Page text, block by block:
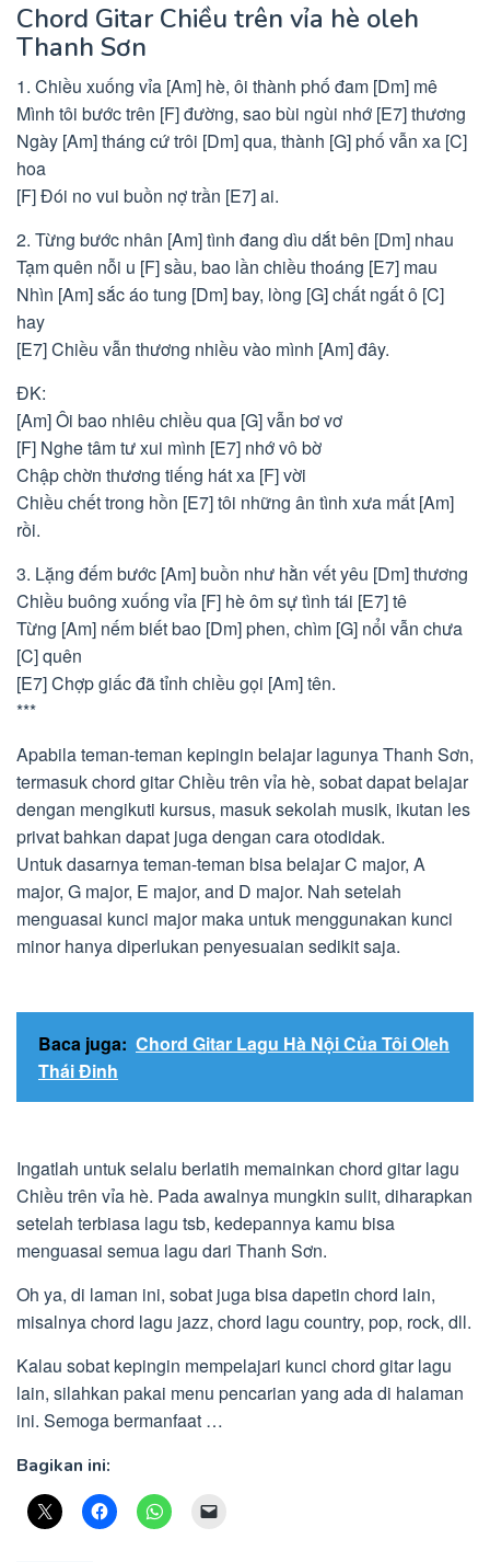
Chord Gitar Chiều trên vỉa hè oleh
Thanh Sơn
1. Chiều xuống vỉa [Am] hè, ôi thành phố đam [Dm] mê
Mình tôi bước trên [F] đường, sao bùi ngùi nhớ [E7] thương
Ngày [Am] tháng cứ trôi [Dm] qua, thành [G] phố vẫn xa [C]
hoa
[F] Đói no vui buồn nợ trần [E7] ai.
2. Từng bước nhân [Am] tình đang dìu dắt bên [Dm] nhau
Tạm quên nỗi u [F] sầu, bao lần chiều thoáng [E7] mau
Nhìn [Am] sắc áo tung [Dm] bay, lòng [G] chất ngất ô [C]
hay
[E7] Chiều vẫn thương nhiều vào mình [Am] đây.
ĐK:
[Am] Ôi bao nhiêu chiều qua [G] vẫn bơ vơ
[F] Nghe tâm tư xui mình [E7] nhớ vô bờ
Chập chờn thương tiếng hát xa [F] vời
Chiều chết trong hồn [E7] tôi những ân tình xưa mất [Am]
rồi.
3. Lặng đếm bước [Am] buồn như hằn vết yêu [Dm] thương
Chiều buông xuống vỉa [F] hè ôm sự tình tái [E7] tê
Từng [Am] nếm biết bao [Dm] phen, chìm [G] nổi vẫn chưa
[C] quên
[E7] Chợp giấc đã tỉnh chiều gọi [Am] tên.
***
Apabila teman-teman kepingin belajar lagunya Thanh Sơn,
termasuk chord gitar Chiều trên vỉa hè, sobat dapat belajar
dengan mengikuti kursus, masuk sekolah musik, ikutan les
privat bahkan dapat juga dengan cara otodidak.
Untuk dasarnya teman-teman bisa belajar C major, A
major, G major, E major, and D major. Nah setelah
menguasai kunci major maka untuk menggunakan kunci
minor hanya diperlukan penyesuaian sedikit saja.
Baca juga: Chord Gitar Lagu Hà Nội Của Tôi Oleh
Thái Đinh
Ingatlah untuk selalu berlatih memainkan chord gitar lagu
Chiều trên vỉa hè. Pada awalnya mungkin sulit, diharapkan
setelah terbiasa lagu tsb, kedepannya kamu bisa
menguasai semua lagu dari Thanh Sơn.
Oh ya, di laman ini, sobat juga bisa dapetin chord lain,
misalnya chord lagu jazz, chord lagu country, pop, rock, dll.
Kalau sobat kepingin mempelajari kunci chord gitar lagu
lain, silahkan pakai menu pencarian yang ada di halaman
ini. Semoga bermanfaat …
Bagikan ini: